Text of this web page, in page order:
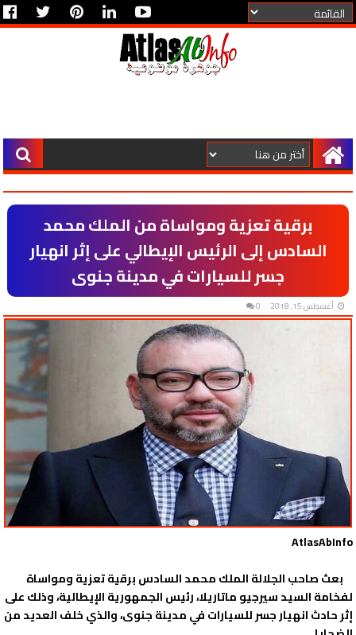
برقية تعزية ومواساة من الملك محمد
السادس إلى الرئيس الإيطالي على إثر انهيار
جسر للسيارات في مدينة جنوى
أغسطس 15, 2018 0
AtlasAbInfo
بعث صاحب الجلالة الملك محمد السادس برقية تعزية ومواساة
لفخامة السيد سيرجيو ماتاريلا، رئيس الجمهورية الإيطالية، وذلك على
إثر حادث انهيار جسر للسيارات في مدينة جنوى، والذي خلف العديد من